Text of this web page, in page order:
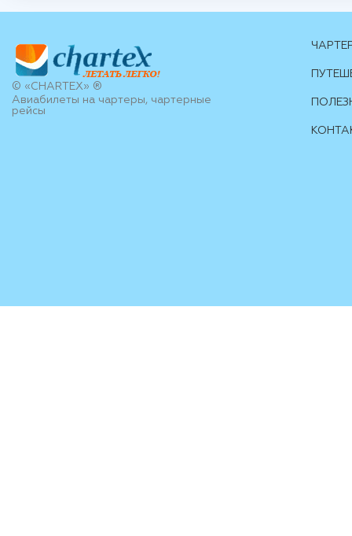
© «CHARTEX» ®
Авиабилеты на чартеры, чартерные
рейсы